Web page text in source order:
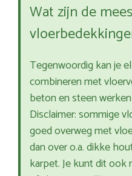
Wat zijn de
Tegenwoordig kan je
combineren met
beton en steen
Disclaimer: sommige
goed overweg met
dan over o.a. dikke
karpet. Je kunt dit ook